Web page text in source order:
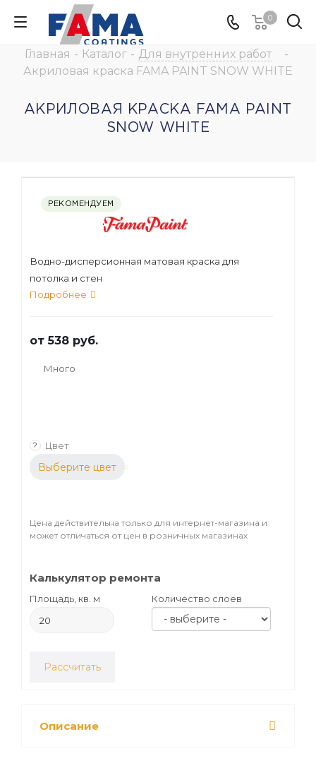
0
Главная - Каталог - Для внутренних работ
-
Акриловая краска FAMA PAINT SNOW WHITE
АКРИЛОВАЯ КРАСКА FAMA PAINT
SNOW WHITE
РЕКОМЕНДУЕМ
Водно-дисперсионная матовая краска для
потолка и стен
Подробнее
от538 руб.
Много
? Цвет
Выберите цвет
Цена действительна только для интернет-магазина и
может отличаться от цен в розничных магазинах
Калькулятор ремонта
Площадь, кв. м Количество слоев
Рассчитать
Описание